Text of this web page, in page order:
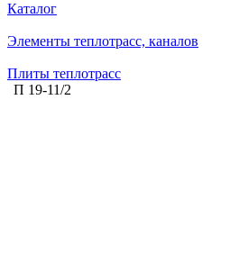
Каталог
Элементы теплотрасс, каналов
Плиты теплотрасс
П 19-11/2